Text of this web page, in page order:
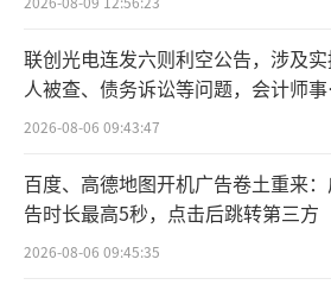
个国家或地区，从地域看，
销售占比相对较高。今年前
务平稳增长，开立预计今后
保持稳定增长。
澳华：软镜业务快速扩
3%
联创光电连发六则利空公告，涉及
人被查、债务诉讼等问题，会计师
所曾出具“保留意见”
2026-08-06 09:43:47
百度、高德地图开机广告卷土重来
告时长最高5秒，点击后跳转第三方
2026-08-06 09:45:35